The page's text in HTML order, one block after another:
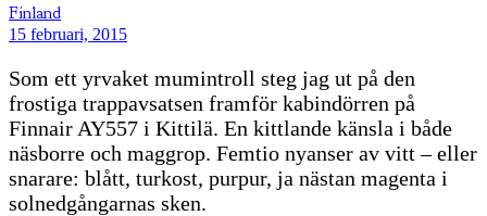
Finland
15 februari, 2015
Som ett yrvaket mumintroll steg jag ut på den
frostiga trappavsatsen framför kabindörren på
Finnair AY557 i Kittilä. En kittlande känsla i både
näsborre och maggrop. Femtio nyanser av vitt – eller
snarare: blått, turkost, purpur, ja nästan magenta i
solnedgångarnas sken.